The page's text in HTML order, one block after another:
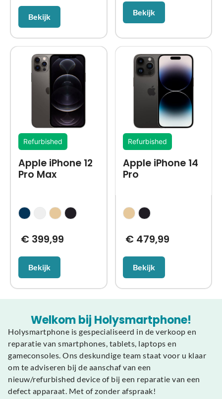
Bekijk
Bekijk
Refurbished
Apple iPhone 12
Pro Max
€399,99
Bekijk
Refurbished
Apple iPhone 14
Pro
€ 479,99
Bekijk
Welkom bij Holysmartphone!
Holysmartphone is gespecialiseerd in de verkoop en
reparatie van smartphones, tablets, laptops en
gameconsoles. Ons deskundige team staat voor u klaar
om te adviseren bij de aanschaf van een
nieuw/refurbished device of bij een reparatie van een
defect apparaat. Met of zonder afspraak!